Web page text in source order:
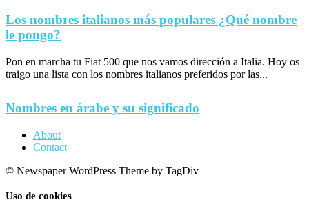
Los nombres italianos más populares ¿Qué nombre
le pongo?
Pon en marcha tu Fiat 500 que nos vamos dirección a Italia. Hoy os
traigo una lista con los nombres italianos preferidos por las...
Nombres en árabe y su significado
About
Contact
© Newspaper WordPress Theme by TagDiv
Uso de cookies